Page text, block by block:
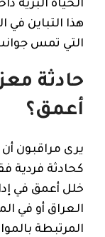
الحياة البرية
هذا التباين
التي تمس
حادثة
أعمق؟
يرى مراقبون
كحادثة فردية
خلل أعمق في
العراق أو في
المرتبطة